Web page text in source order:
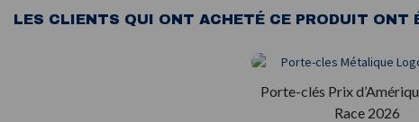
LES CLIENTS QUI ONT ACHETÉ CE PRODUIT ONT
Porte-clés Prix
Race 2026